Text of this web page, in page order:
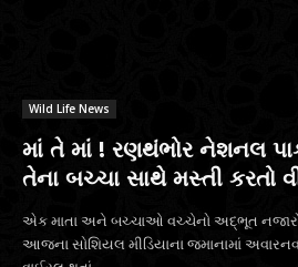
Wild Life News
માં તે માં ! રણથંભોર નેશનલ
તેના બચ્ચા સાથે મસ્તી કરતો
એક માતા અને બચ્ચાઓ વચ્ચેનો અદ્ભૂત નજારો
આજના સોશિયલ મીડિયાના જમાનામાં